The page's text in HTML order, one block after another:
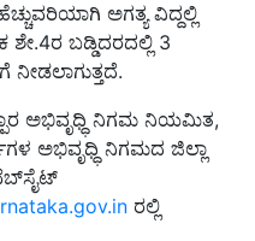
ಅಗತ್ಯ ವಿದ್ದಲ್ಲಿ
ಶೇ.4ರ ಬಡ್ಡಿದರದಲ್ಲಿ 3
ಅಭಿವೃಧ್ಧಿ ನಿಗಮ ನಿಯಮಿತ,
ಅಭಿವೃಧ್ಧಿ ನಿಗಮದ ಜಿಲ್ಲಾ
ರಲ್ಲಿ